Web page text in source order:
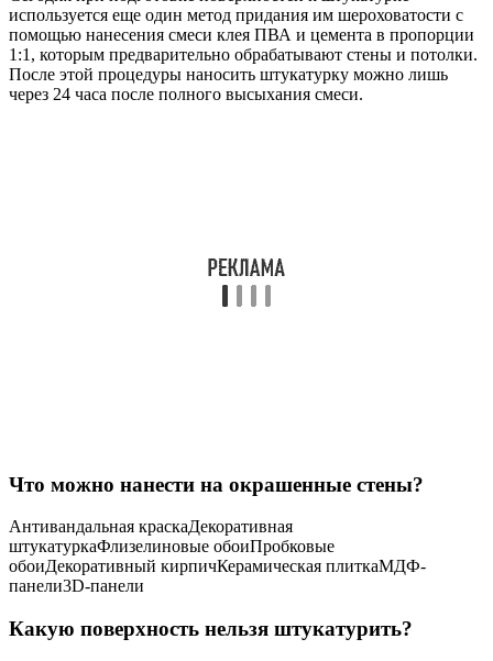
используется еще один метод придания им шероховатости с
помощью нанесения смеси клея ПВА и цемента в пропорции
1:1, которым предварительно обрабатывают стены и потолки.
После этой процедуры наносить штукатурку можно лишь
через 24 часа после полного высыхания смеси.
Что можно нанести на окрашенные стены?
Антивандальная краскаДекоративная
штукатуркаФлизелиновые обоиПробковые
обоиДекоративный кирпичКерамическая плиткаМДФ-
панели3D-панели
Какую поверхность нельзя штукатурить?